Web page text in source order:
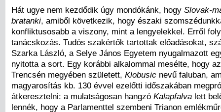
Hát ugye nem kezdődik úgy mondókánk, hogy Slovak-
bratanki, amiből következik, hogy északi
konfliktusosabb a viszony, mint a lengyelekkel. Erről
tanácskozás. Tudós szakértők tartottak előadásokat,
Szarka László, a Selye János Egyetem nyugalmazott
nyitotta a sort. Egy korábbi alkalommal mesélte, hogy
Trencsén megyében született, Klobusic nevű faluban,
magyarosítás kb. 130 évvel ezelőtti időszakában
átkeresztelni: a mulatságosan hangzó Kalapfalva lett
lennék, hogy a Parlamenttel szembeni Trianon